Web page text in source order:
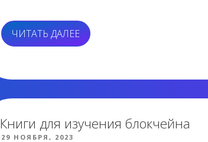
ЧИТАТЬ ДАЛЕЕ«БЛОКЧЕЙН
КАК
БРЕНДОВ»
Книги для изучения блокчейна
ОПУБЛИКОВАНО
29 НОЯБРЯ, 2023